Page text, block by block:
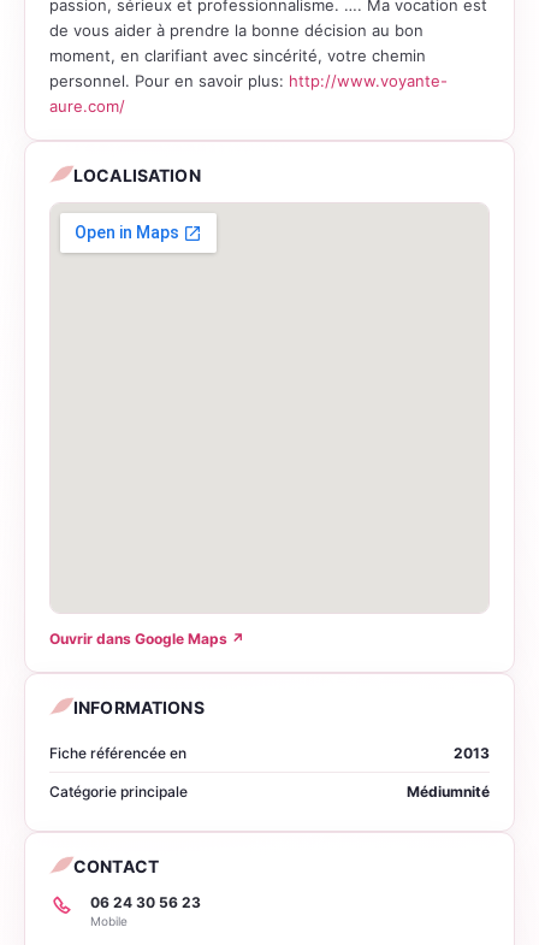
passion, sérieux et professionnalisme. …. Ma vocation est
de vous aider à prendre la bonne décision au bon
moment, en clarifiant avec sincérité, votre chemin
personnel. Pour en savoir plus: http://www.voyante-
aure.com/
LOCALISATION
Ouvrir dans Google Maps ↗
INFORMATIONS
Fiche référencée en 2013
Catégorie principale Médiumnité
CONTACT
06 24 30 56 23
Mobile